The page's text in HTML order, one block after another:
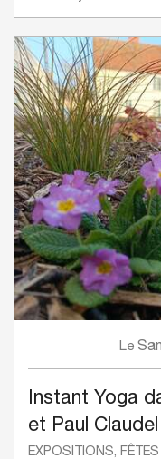
Le
Instant Yoga
et Paul Claudel
EXPOSITIONS,